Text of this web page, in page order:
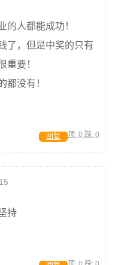
的人都能成功！
了，但是中奖的只有
重要！
都没有！
顶: 0 踩: 0
回复
持